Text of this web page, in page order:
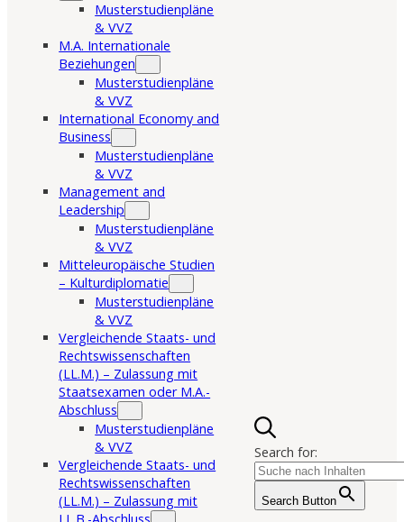
Musterstudienpläne
& VVZ
M.A. Internationale
Beziehungen
Musterstudienpläne
& VVZ
International Economy and
Business
Musterstudienpläne
& VVZ
Management and
Leadership
Musterstudienpläne
& VVZ
Mitteleuropäische Studien
– Kulturdiplomatie
Musterstudienpläne
& VVZ
Vergleichende Staats- und
Rechtswissenschaften
(LL.M.) – Zulassung mit
Staatsexamen oder M.A.-
Abschluss
Musterstudienpläne
& VVZ
Vergleichende Staats- und
Rechtswissenschaften
(LL.M.) – Zulassung mit
Search for:
Search Button